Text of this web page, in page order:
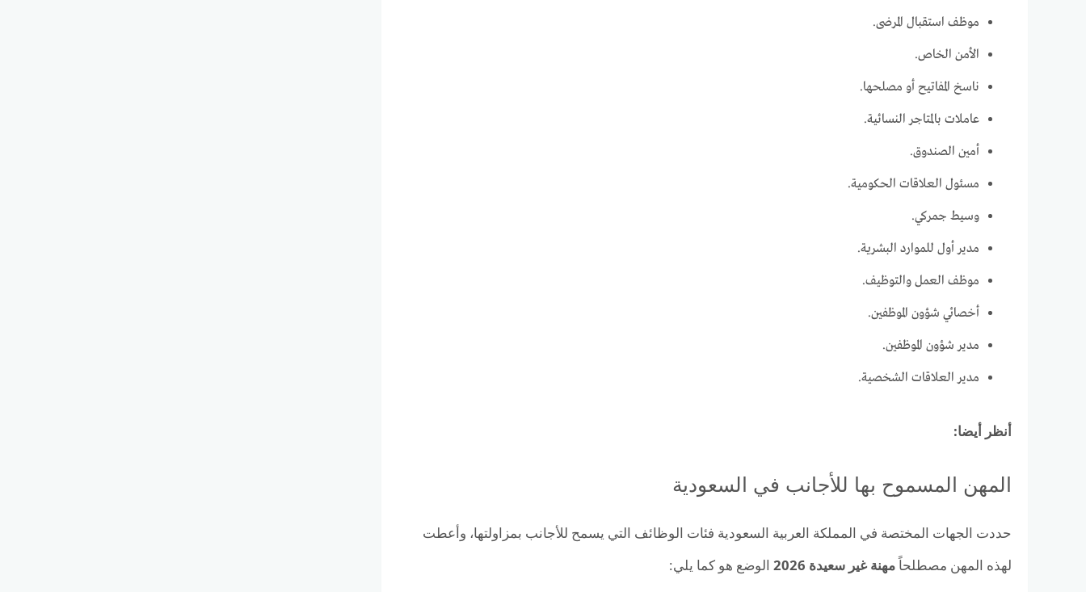
موظف استقبال المرضى.
الأمن الخاص.
ناسخ المفاتيح أو مصلحها.
عاملات بالمتاجر النسائية.
أمين الصندوق.
مسئول العلاقات الحكومية.
وسيط جمركي.
مدير أول للموارد البشرية.
موظف العمل والتوظيف.
أخصائي شؤون الموظفين.
مدير شؤون الموظفين.
مدير العلاقات الشخصية.
أنظر أيضا:
المهن المسموح بها للأجانب في السعودية
حددت الجهات المختصة في المملكة العربية السعودية فئات الوظائف التي يسمح للأجانب بمزاولتها، وأعطت
لهذه المهن مصطلحاًمهنة غير سعيدة 2026 الوضع هو كما يلي: